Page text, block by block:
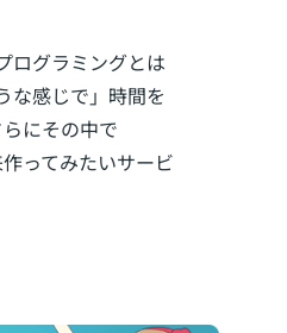
ログラミングとは
な感じで」時間を
にその中で
ってみたいサービ